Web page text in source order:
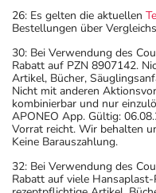
26: Es gelten die aktuellen
Bestellungen über
30: Bei Verwendung des
Rabatt auf PZN 8907142.
Artikel, Bücher,
Nicht mit anderen
kombinierbar und nur
APONEO App. Gültig:
Vorrat reicht. Wir behalten
Keine Barauszahlung.
32: Bei Verwendung des
Rabatt auf viele